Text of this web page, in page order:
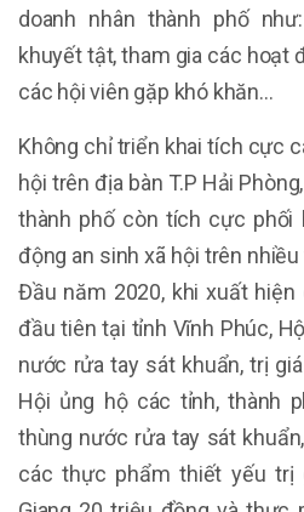
doanh nhân thành phố
khuyết tật, tham gia các hoạt
các hội viên gặp khó khăn...
Không chỉ triển khai tích cực
hội trên địa bàn T.P Hải
thành phố còn tích cực phối
động an sinh xã hội trên
Đầu năm 2020, khi xuất hiện
đầu tiên tại tỉnh Vĩnh Phúc,
nước rửa tay sát khuẩn, trị
Hội ủng hộ các tỉnh, thành
thùng nước rửa tay sát
các thực phẩm thiết yếu trị